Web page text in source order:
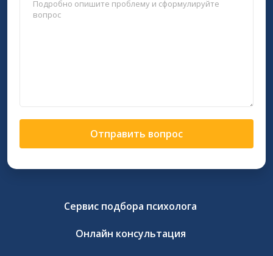
Отправить вопрос
Сервис подбора психолога
Онлайн консультация